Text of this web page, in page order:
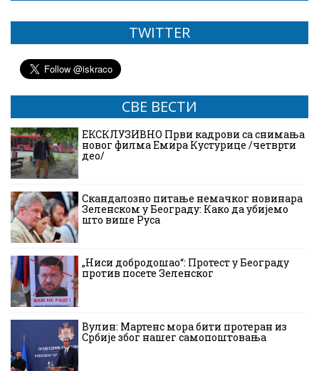
TWITTER
СВЕ ВЕСТИ
ЕКСКЛУЗИВНО Први кадрови са снимања
новог филма Емира Кустурице /четврти
део/
Скандалозно питање немачког новинара
Зеленском у Београду: Како да убијемо
што више Руса
„Ниси добродошао“: Протест у Београду
против посете Зеленског
Вулин: Мартенс мора бити протеран из
Србије због нашег самопоштовања